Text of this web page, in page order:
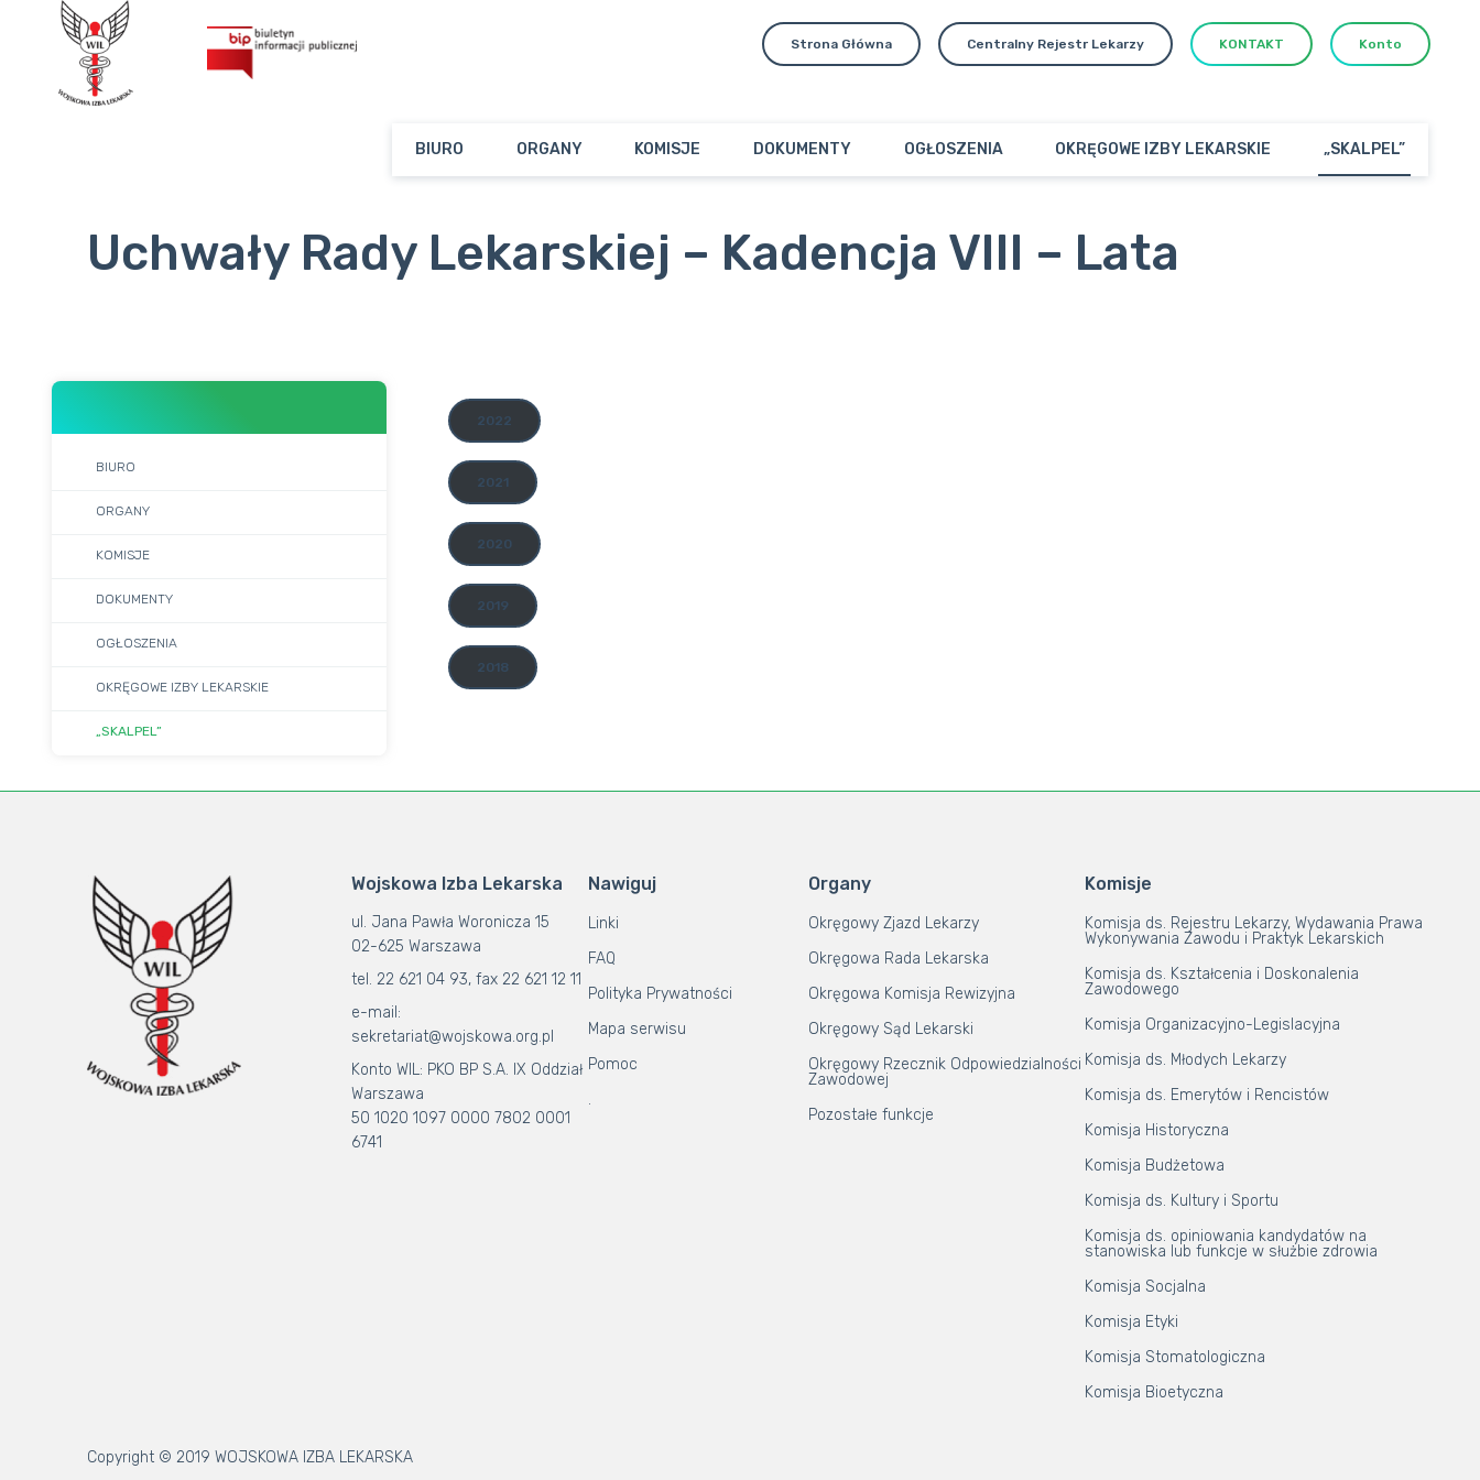
Strona Główna Centralny Rejestr Lekarzy KONTAKT Konto
BIURO ORGANY KOMISJE DOKUMENTY OGŁOSZENIA OKRĘGOWE IZBY LEKARSKIE „SKALPEL”
Uchwały Rady Lekarskiej – Kadencja VIII – Lata
BIURO
ORGANY
KOMISJE
DOKUMENTY
OGŁOSZENIA
OKRĘGOWE IZBY LEKARSKIE
„SKALPEL”
2022
2021
2020
2019
2018
Wojskowa Izba Lekarska
ul. Jana Pawła Woronicza 15
02-625 Warszawa
tel. 22 621 04 93, fax 22 621 12 11
e-mail:
sekretariat@wojskowa.org.pl
Konto WIL: PKO BP S.A. IX Oddział
Warszawa
50 1020 1097 0000 7802 0001
6741
Nawiguj
Linki
FAQ
Polityka Prywatności
Mapa serwisu
Pomoc
.
Organy
Okręgowy Zjazd Lekarzy
Okręgowa Rada Lekarska
Okręgowa Komisja Rewizyjna
Okręgowy Sąd Lekarski
Okręgowy Rzecznik Odpowiedzialności
Zawodowej
Pozostałe funkcje
Komisje
Komisja ds. Rejestru Lekarzy, Wydawania Prawa
Wykonywania Zawodu i Praktyk Lekarskich
Komisja ds. Kształcenia i Doskonalenia
Zawodowego
Komisja Organizacyjno-Legislacyjna
Komisja ds. Młodych Lekarzy
Komisja ds. Emerytów i Rencistów
Komisja Historyczna
Komisja Budżetowa
Komisja ds. Kultury i Sportu
Komisja ds. opiniowania kandydatów na
stanowiska lub funkcje w służbie zdrowia
Komisja Socjalna
Komisja Etyki
Komisja Stomatologiczna
Komisja Bioetyczna
Copyright © 2019 WOJSKOWA IZBA LEKARSKA